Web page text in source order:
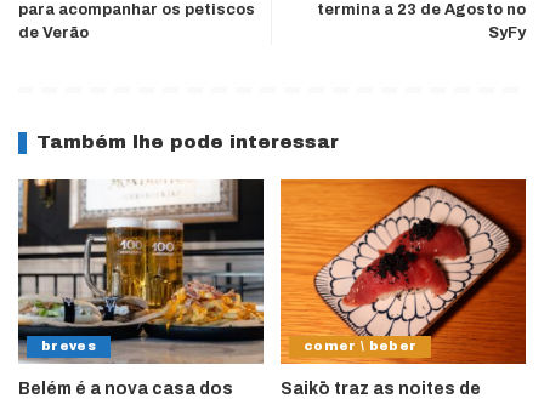
para acompanhar os petiscos
de Verão
termina a 23 de Agosto no
SyFy
Também lhe pode interessar
breves
Belém é a nova casa dos
comer \ beber
Saikō traz as noites de